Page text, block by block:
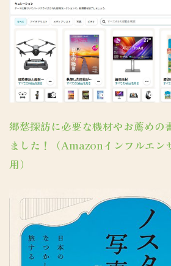
郷愁探訪に必要な機材やお薦めの
ました！（Amazonインフルエン
用）